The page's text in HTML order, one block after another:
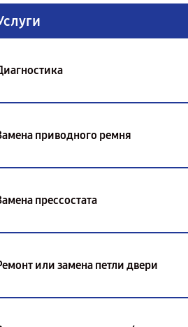
приводного ремня
прессостата
или замена петли двери